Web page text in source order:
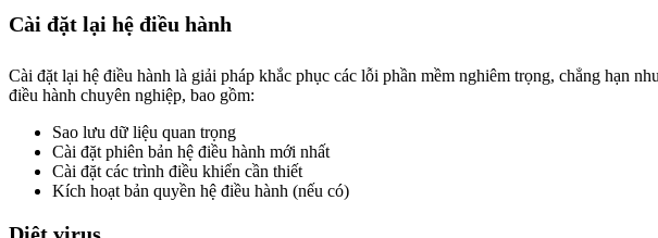
Cài đặt lại hệ điều hành
Cài đặt lại hệ điều hành là giải pháp khắc phục các lỗi phần mềm nghiêm trọng, chẳng hạn
điều hành chuyên nghiệp, bao gồm:
Sao lưu dữ liệu quan trọng
Cài đặt phiên bản hệ điều hành mới nhất
Cài đặt các trình điều khiển cần thiết
Kích hoạt bản quyền hệ điều hành (nếu có)